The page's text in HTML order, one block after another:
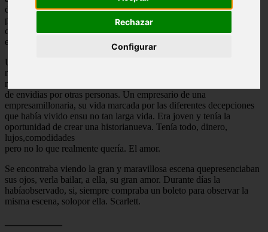
Rechazar
Configurar
delicadas pero fuertes piernas la sosteníanen puntillas, era una
profesional. Sus suaves movimientos de manos creandoformas, su
cuerpo expresando muchas y nada de palabras. Una obra muda con
el lenguajeescrito en el cuerpo de cada bailarín.
Un chico sentado en una de las butacas del teatro la
mirabaembelesado, sus ojos brillaban como si estuviera viendo lo
más hermoso de estavida, Liam L. El chico tenía una vidaalgo llena
de envidias por otras personas. Un empresario de una
empresamillonaria, su vida marcada por las diferentes decepciones
que había vivido ensu no tan larga vida. Era joven y tenía la
oportunidad de crear una historianueva. Tenía todo, dinero,
lujos,comodidades
pero no lo que realmente quería. El amor.
Se encontraba viendo la gran y maravillosa escena quepresenciaban
sus ojos, verla bailar, a ella, su gran amor. Durante días la
habíaobservado, si, siempre compraba un boleto para observar la
misma escena, solopor ella. Scarlett.